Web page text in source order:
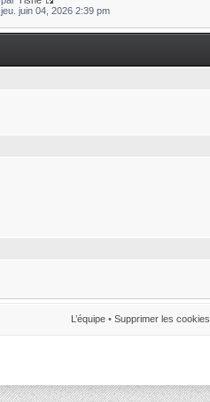
jeu. juin 04, 2026 2:39 pm
L’équipe • Supprimer les cookies